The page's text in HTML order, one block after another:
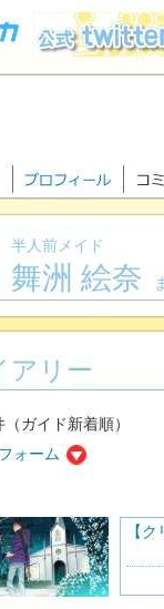
半人前メイド
舞洲 絵奈
アリー
（ガイド新着順）
ォーム
【